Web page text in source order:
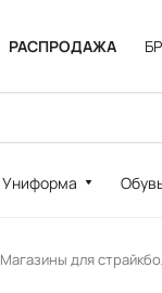
РАСПРОДАЖА
Униформа
Магазины для